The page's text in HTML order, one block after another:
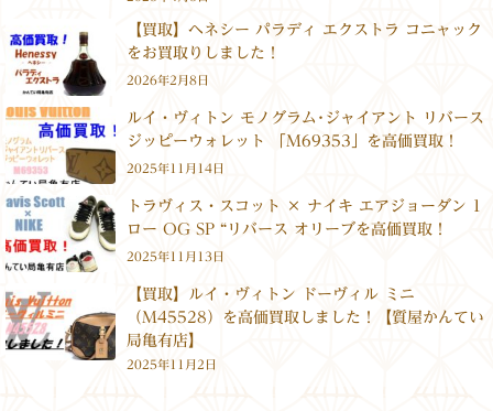
【買取】ヘネシー パラディ エクストラ コニャック
をお買取りしました！
2026年2月8日
ルイ・ヴィトン モノグラム･ジャイアント リバース
ジッピーウォレット 「M69353」を高価買取！
2025年11月14日
トラヴィス・スコット × ナイキ エアジョーダン 1
ロー OG SP “リバース オリーブを高価買取！
2025年11月13日
【買取】ルイ・ヴィトン ドーヴィル ミニ
（M45528）を高価買取しました！【質屋かんてい
局亀有店】
2025年11月2日